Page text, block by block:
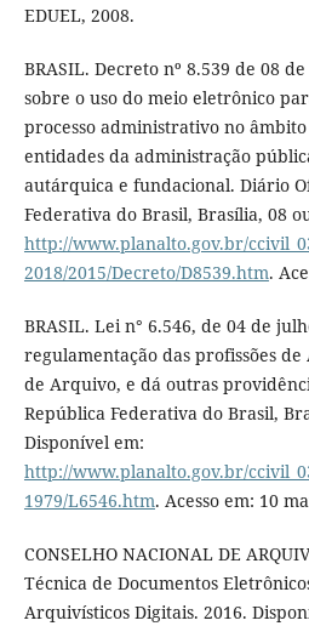
EDUEL, 2008.
BRASIL. Decreto nº 8.539 de 08
sobre o uso do meio eletrônico
processo administrativo no âmbito
entidades da administração
autárquica e fundacional. Diário
Federativa do Brasil, Brasília, 08
http://www.planalto.gov.br/
2018/2015/Decreto/D8539.htm.
BRASIL. Lei n° 6.546, de 04 de
regulamentação das profissões
de Arquivo, e dá outras
República Federativa do Brasil,
Disponível em:
http://www.planalto.gov.br/
1979/L6546.htm. Acesso em: 10
CONSELHO NACIONAL DE
Técnica de Documentos
Arquivísticos Digitais. 2016.